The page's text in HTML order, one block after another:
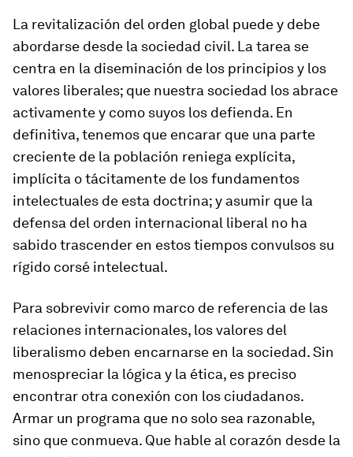
La revitalización del orden global puede y debe
abordarse desde la sociedad civil. La tarea se
centra en la diseminación de los principios y los
valores liberales; que nuestra sociedad los abrace
activamente y como suyos los defienda. En
definitiva, tenemos que encarar que una parte
creciente de la población reniega explícita,
implícita o tácitamente de los fundamentos
intelectuales de esta doctrina; y asumir que la
defensa del orden internacional liberal no ha
sabido trascender en estos tiempos convulsos su
rígido corsé intelectual.
Para sobrevivir como marco de referencia de las
relaciones internacionales, los valores del
liberalismo deben encarnarse en la sociedad. Sin
menospreciar la lógica y la ética, es preciso
encontrar otra conexión con los ciudadanos.
Armar un programa que no solo sea razonable,
sino que conmueva. Que hable al corazón desde la